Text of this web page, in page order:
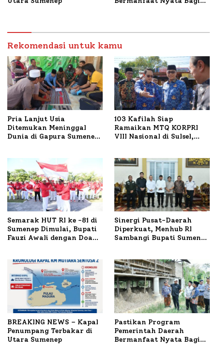
Petelur di Desa Bataal
Timur
Rekomendasi untuk kamu
Pria Lanjut Usia
Ditemukan Meninggal
Dunia di Gapura Sumenep,
103 Kafilah Siap
Ramaikan MTQ KORPRI
VIII Nasional di Sulsel,
Semarak HUT RI ke -81 di
Sumenep Dimulai, Bupati
Fauzi Awali dengan Doa
Sinergi Pusat-Daerah
Diperkuat, Menhub RI
Sambangi Bupati Sumenep
BREAKING NEWS – Kapal
Penumpang Terbakar di
Utara Sumenep
Pastikan Program
Pemerintah Daerah
Bermanfaat Nyata Bagi